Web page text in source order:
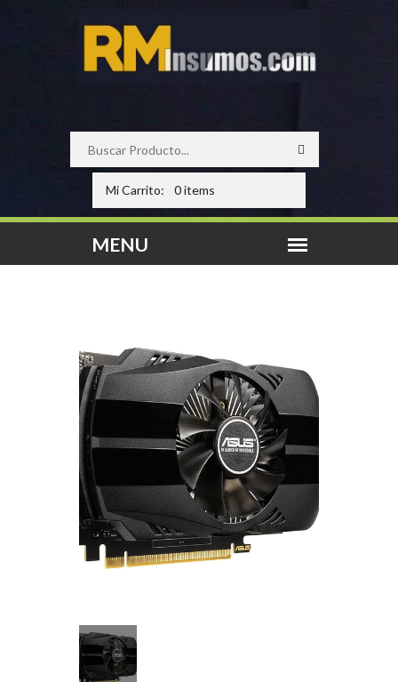
Mi Carrito: 0 items